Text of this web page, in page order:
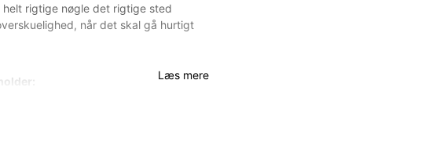
helt rigtige nøgle det rigtige sted
når det skal gå hurtigt
Læs mere